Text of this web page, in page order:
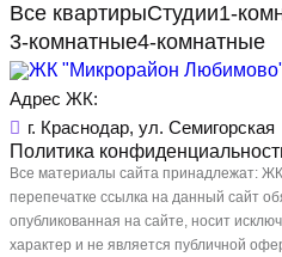
Все квартирыСтудии1-
3-комнатные4-комнатные
Адрес ЖК:
г. Краснодар, ул. Семигорская
Политика
Все материалы сайта принадлежат:
перепечатке ссылка на данный сайт
опубликованная на сайте, носит
характер и не является публичной